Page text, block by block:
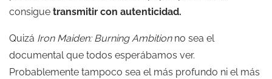
consigue transmitir con autenticidad.
Quizá Iron Maiden: Burning Ambitionno sea el
documental que todos esperábamos ver.
Probablemente tampoco sea el más profundo ni el más